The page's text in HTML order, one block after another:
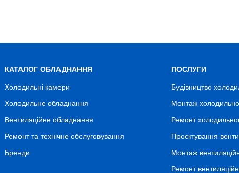
КАТАЛОГ ОБЛАДНАННЯ
Холодильні камери
Холодильне обладнання
Вентиляційне обладнання
Ремонт та технічне обслуговування
Бренди
ПОСЛУГИ
Будівництво
Монтаж
Ремонт
Проєктування
Монтаж
Ремонт